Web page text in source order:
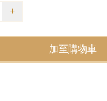
+
加至購物車